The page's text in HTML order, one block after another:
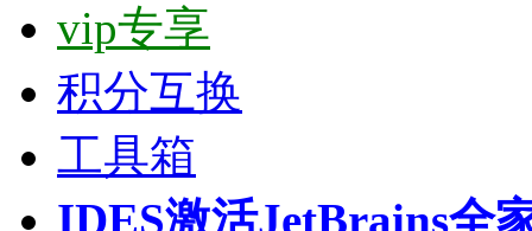
vip专享
积分互换
工具箱
IDES激活JetBrains全